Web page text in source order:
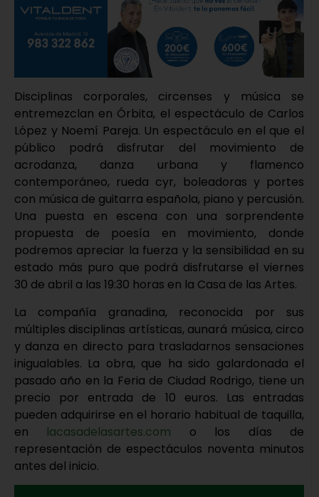
Disciplinas corporales, circenses y música se
entremezclan en Órbita, el espectáculo de Carlos
López y Noemí Pareja. Un espectáculo en el que el
público podrá disfrutar del movimiento de
acrodanza, danza urbana y flamenco
contemporáneo, rueda cyr, boleadoras y portes
con música de guitarra española, piano y percusión.
Una puesta en escena con una sorprendente
propuesta de poesía en movimiento, donde
podremos apreciar la fuerza y la sensibilidad en su
estado más puro que podrá disfrutarse el viernes
30 de abril a las 19:30 horas en la Casa de las Artes.
La compañía granadina, reconocida por sus
múltiples disciplinas artísticas, aunará música, circo
y danza en directo para trasladarnos sensaciones
inigualables. La obra, que ha sido galardonada el
pasado año en la Feria de Ciudad Rodrigo, tiene un
precio por entrada de 10 euros. Las entradas
pueden adquirirse en el horario habitual de taquilla,
en lacasadelasartes.com o los días de
representación de espectáculos noventa minutos
antes del inicio.